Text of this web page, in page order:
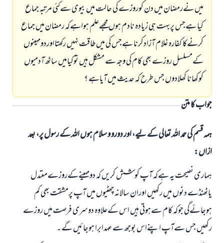
میں نےرمضان میں دن کوروزے کی حالت میں بیوی سےکئی مرتبہ جماع
کیا ہےجس پربہت ہی زیادہ نادم ہوں مجھےعلم ہواہےکہ رمضان میں جماع
کرنےکا کفارہ غلام آزادکرنا ہےجس کی میں طاقت نہیں رکھتااوردومہینوں
کےمسلسل روزے بھی کام کی وجہ سے مشکل ہیں توکیامیں ساٹھ آدمیوں
کوکھانا کھلادوں جس طرح کہ حدیث میں آیاہے ؟
جواب کا متن
ہمہ قسم کی حمد اللہ تعالی کے لیے، اور دورو و سلام ہوں اللہ کے رسول پر، بعد
ازاں:
ہماری نصیحت یہ ہےکہ آپ کوشش کریں کہ دومہینےکےروزےمعتدل
یاٹھنڈے دنوں میں رکھیں اوران سالانہ چھٹیوں میں آپ پرمشقت بھی کم
ہوجائےگی جوکہ کام سےہوتی ہیں اس کےعلاوہ دوسری فرصت میں روزے
رکھیں جس سےآپ اپنےاس بوجھ سےعہدابرا ہوجائیں گے ۔